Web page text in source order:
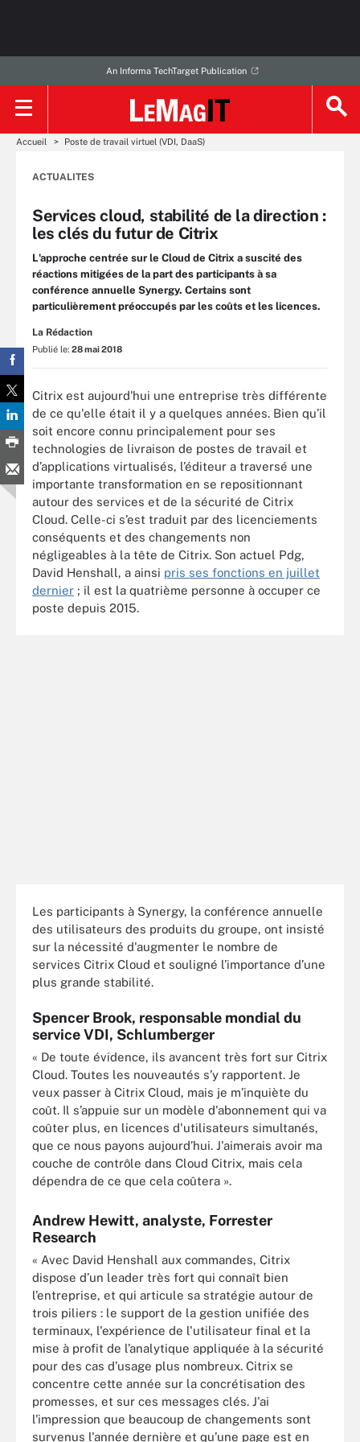
An Informa TechTarget Publication
Accueil Poste de travail virtuel (VDI, DaaS)
ACTUALITES
Services cloud, stabilité de la direction :
les clés du futur de Citrix
L'approche centrée sur le Cloud de Citrix a suscité des
réactions mitigées de la part des participants à sa
conférence annuelle Synergy. Certains sont
particulièrement préoccupés par les coûts et les licences.
La Rédaction
Publié le: 28 mai 2018
Citrix est aujourd'hui une entreprise très différente
de ce qu'elle était il y a quelques années. Bien qu’il
soit encore connu principalement pour ses
technologies de livraison de postes de travail et
d’applications virtualisés, l’éditeur a traversé une
importante transformation en se repositionnant
autour des services et de la sécurité de Citrix
Cloud. Celle-ci s’est traduit par des licenciements
conséquents et des changements non
négligeables à la tête de Citrix. Son actuel Pdg,
David Henshall, a ainsi pris ses fonctions en juillet
dernier ; il est la quatrième personne à occuper ce
poste depuis 2015.
Les participants à Synergy, la conférence annuelle
des utilisateurs des produits du groupe, ont insisté
sur la nécessité d'augmenter le nombre de
services Citrix Cloud et souligné l’importance d’une
plus grande stabilité.
Spencer Brook, responsable mondial du
service VDI, Schlumberger
« De toute évidence, ils avancent très fort sur Citrix
Cloud. Toutes les nouveautés s’y rapportent. Je
veux passer à Citrix Cloud, mais je m’inquiète du
coût. Il s’appuie sur un modèle d'abonnement qui va
coûter plus, en licences d'utilisateurs simultanés,
que ce nous payons aujourd’hui. J'aimerais avoir ma
couche de contrôle dans Cloud Citrix, mais cela
dépendra de ce que cela coûtera ».
Andrew Hewitt, analyste, Forrester
Research
« Avec David Henshall aux commandes, Citrix
dispose d’un leader très fort qui connaît bien
l’entreprise, et qui articule sa stratégie autour de
trois piliers : le support de la gestion unifiée des
terminaux, l'expérience de l'utilisateur final et la
mise à profit de l’analytique appliquée à la sécurité
pour des cas d’usage plus nombreux. Citrix se
concentre cette année sur la concrétisation des
promesses, et sur ces messages clés. J'ai
l'impression que beaucoup de changements sont
survenus l'année dernière et qu’une page est en